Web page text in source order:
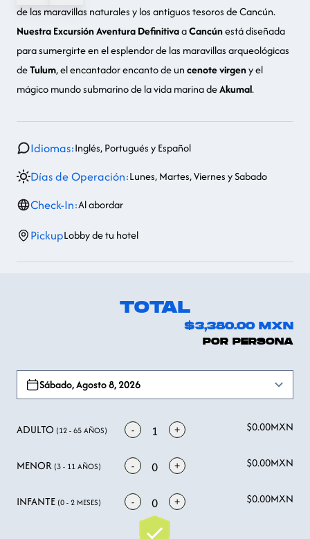
de las maravillas naturales y los antiguos tesoros de Cancún.
Nuestra Excursión Aventura DefinitivaaCancúnestá diseñada
para sumergirte en el esplendor de las maravillas arqueológicas
deTulum, el encantador encanto de uncenote virgeny el
mágico mundo submarino de la vida marina deAkumal.
Idiomas:Inglés, Portugués y Español
Días de Operación:Lunes, Martes, Viernes y Sabado
Check-In:Al abordar
PickupLobby de tu hotel
TOTAL
$3,380.00 MXN
POR PERSONA
Sábado, Agosto 8, 2026
ADULTO (12 - 65 AÑOS) - 1 + $0.00MXN
MENOR (3 - 11 AÑOS) - 0 + $0.00MXN
INFANTE (0 - 2 MESES) - 0 + $0.00MXN